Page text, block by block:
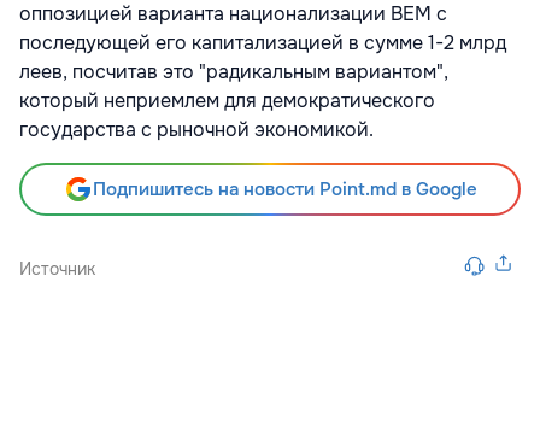
оппозицией варианта национализации ВЕМ с
последующей его капитализацией в сумме 1-2 млрд
леев, посчитав это "радикальным вариантом",
который неприемлем для демократического
государства с рыночной экономикой.
Подпишитесь на новости Point.md в Google
Источник